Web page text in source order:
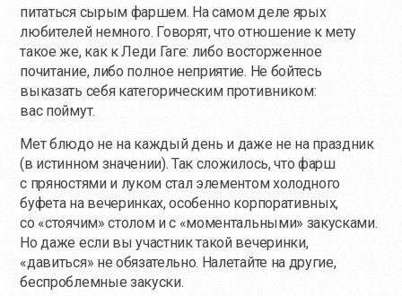
питаться сырым фаршем. На самом деле ярых
любителей немного. Говорят, что отношение к мету
такое же, как к Леди Гаге: либо восторженное
почитание, либо полное неприятие. Не бойтесь
выказать себя категорическим противником:
вас поймут.
Мет блюдо не на каждый день и даже не на праздник
(в истинном значении). Так сложилось, что фарш
с пряностями и луком стал элементом холодного
буфета на вечеринках, особенно корпоративных,
со «стоячим» столом и с «моментальными» закусками.
Но даже если вы участник такой вечеринки,
«давиться» не обязательно. Налетайте на другие,
беспроблемные закуски.